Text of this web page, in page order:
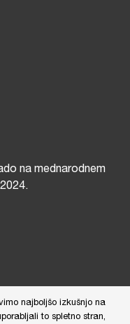
na mednarodnem
Gloria Ribnikar Cimerman
Google Privacy Policyand
najboljšo izkušnjo na
to spletno stran,